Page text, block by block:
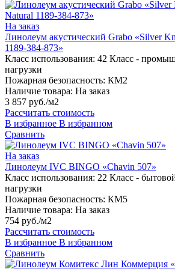
На заказ
Линолеум акустический Grabo «Silver
1189-384-873»
Класс использования: 42 Класс -
нагрузки
Пожарная безопасность: КМ2
Наличие товара: На заказ
3 857 руб./м2
Рассчитать стоимость
В избранное В избранном
Сравнить
На заказ
Линолеум IVC BINGO «Chavin 507»
Класс использования: 22 Класс -
нагрузки
Пожарная безопасность: КМ5
Наличие товара: На заказ
754 руб./м2
Рассчитать стоимость
В избранное В избранном
Сравнить